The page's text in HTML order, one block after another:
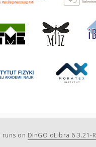
runs on DInGO dLibra 6.3.21-